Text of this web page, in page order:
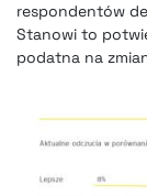
respondentów
Stanowi to
podatna na